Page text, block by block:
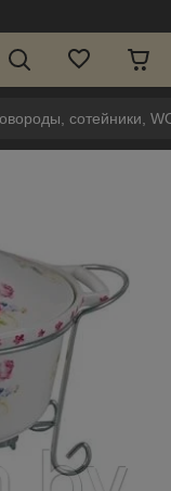
сотейники,